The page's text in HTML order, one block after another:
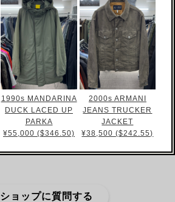
1990s MANDARINA
DUCK LACED UP
PARKA
¥55,000 ($346.50)
2000s ARMANI
JEANS TRUCKER
JACKET
¥38,500 ($242.55)
ショップに質問する